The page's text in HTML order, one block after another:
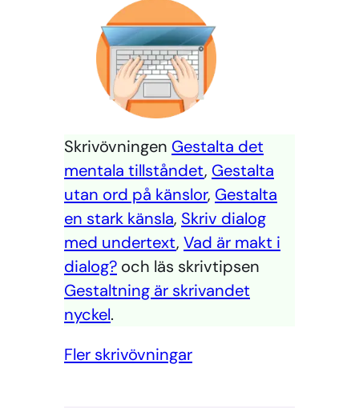
Skrivövningen Gestalta det
mentala tillståndet, Gestalta
utan ord på känslor, Gestalta
en stark känsla, Skriv dialog
med undertext, Vad är makt i
dialog? och läs skrivtipsen
Gestaltning är skrivandet
nyckel.
Fler skrivövningar